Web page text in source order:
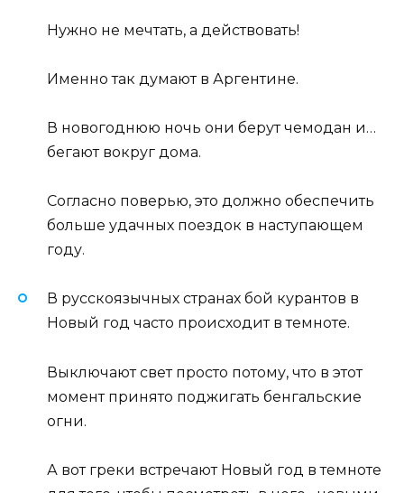
Нужно не мечтать, а действовать!
Именно так думают в Аргентине.
В новогоднюю ночь они берут чемодан и…
бегают вокруг дома.
Согласно поверью, это должно обеспечить
больше удачных поездок в наступающем
году.
В русскоязычных странах бой курантов в
Новый год часто происходит в темноте.
Выключают свет просто потому, что в этот
момент принято поджигать бенгальские
огни.
А вот греки встречают Новый год в темноте